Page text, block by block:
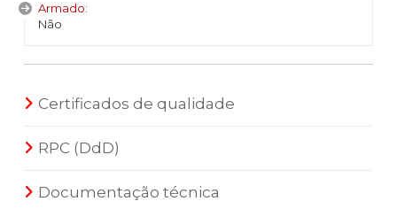
Armado:
Não
Certificados de qualidade
RPC (DdD)
Documentação técnica